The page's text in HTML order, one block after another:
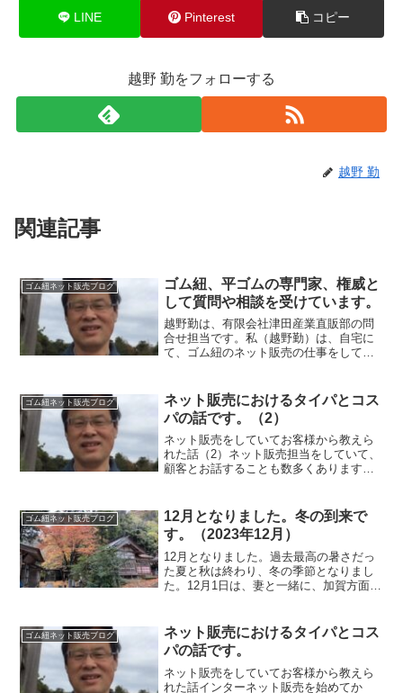
LINE Pinterest コピー
越野 勤をフォローする
越野 勤
関連記事
ゴム紐ネット販売ブログ
ゴム紐、平ゴムの専門家、権威と
して質問や相談を受けています。
越野勤は、有限会社津田産業直販部の問
合せ担当です。私（越野勤）は、自宅に
て、ゴム紐のネット販売の仕事をしてい
いう意味です）として、多くのお問合せ
をいただいて、さまざまな...
ゴム紐ネット販売ブログ
ネット販売におけるタイパとコス
パの話です。（2）
ネット販売をしていてお客様から教えら
れた話（2）ネット販売担当をしていて、
顧客とお話することも数多くあります。
物に行けないのです。電話の声から想像
するに、私の親世代だと...
ゴム紐ネット販売ブログ
12月となりました。冬の到来で
す。（2023年12月）
12月となりました。過去最高の暑さだっ
た夏と秋は終わり、冬の季節となりまし
た。12月1日は、妻と一緒に、加賀方面へ
家内安全、交通安全、無病息災、商売繁
盛を祈りました。き...
ゴム紐ネット販売ブログ
ネット販売におけるタイパとコス
パの話です。
ネット販売をしていてお客様から教えら
れた話インターネット販売を始めてか